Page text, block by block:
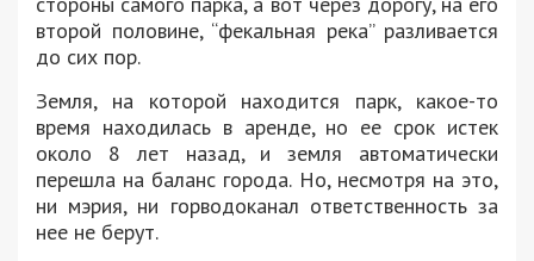
второй половине, “фекальная река” разливается
до сих пор.
Земля, на которой находится парк, какое-то
время находилась в аренде, но ее срок истек
около 8 лет назад, и земля автоматически
перешла на баланс города. Но, несмотря на это,
ни мэрия, ни горводоканал ответственность за
нее не берут.